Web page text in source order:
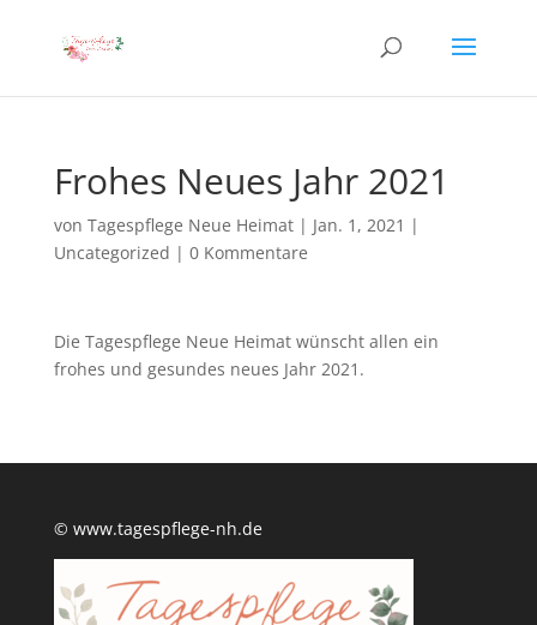
Frohes Neues Jahr 2021
von Tagespflege Neue Heimat| Jan. 1, 2021 |
Uncategorized | 0 Kommentare
Die Tagespflege Neue Heimat wünscht allen ein
frohes und gesundes neues Jahr 2021.
© www.tagespflege-nh.de